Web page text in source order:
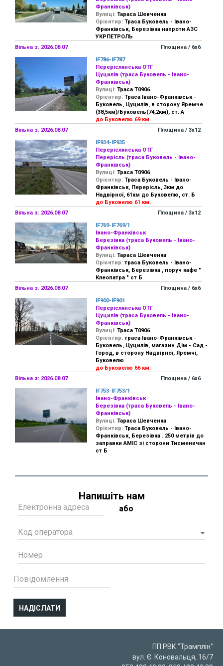
Франківськ)
Вулиці: Тараса Шевченка
Орієнтир: Траса Буковель - Івано-
Франківськ, Березівка напроти АЗС
УКРПЕТРОЛЬ
Вільна з: 2026.08.07
Площина / 6х6
IF786-IF787
Переріслянська ОТГ
Цуцилів (траса Буковель - Івано-
Франківськ)
Вулиці: Траса Т0906
Орієнтир: Траса Івано-Франківськ -
Буковель, Цуцилів, в сторону Яремче
(38,5км)/Буковель(74,2км), ст. А
до Буковелю 69 км.
Вільна з: 2026.08.07
Площина / 3х12
IF934-IF935
Переріслянська ОТГ
Перерісль (траса Буковель - Івано-
Франківськ)
Вулиці: Траса Т0906
Орієнтир: Траса Буковель - Івано-
Франківськ, Перерісль, 3км до
Надвірної, 61км до Буковелю, ст. Б
до Буковелю 61 км.
Вільна з: 2026.08.07
Площина / 3х12
IF769-IF769/1
Івано-Франківськ
Березівка (траса Буковель - Івано-
Франківськ)
Вулиці: Тараса Шевченка
Орієнтир: траса Буковель - Івано-
Франківськ, Березівка , поруч кафе "
Клеопатра " ст Б
Вільна з: 2026.08.07
Площина / 6х6
IF900-IF901
Переріслянська ОТГ
Цуцилів (траса Буковель - Івано-
Франківськ)
Вулиці: Траса Т0906
Орієнтир: траса Івано-Франківськ -
Буковель, Цуцилів, магазин Дім - Сад -
Город, в сторону Надвірної, Яремчі,
Буковелю
до Буковелю 66 км.
Вільна з: 2026.08.07
Площина / 6х6
IF753-IF753/1
Івано-Франківськ
Березівка (траса Буковель - Івано-
Франківськ)
Вулиці: Тараса Шевченка
Орієнтир: Траса Буковель - Івано-
Франківськ, Березівка . 250 метрів до
заправки AMIC зі сторони Тисменичан
ст Б
Напишіть нам
Електронна адреса або
Код оператора
Номер
Повідомлення
ПП РВК "Трамплін"
вул. Є. Коновальця, 16/7